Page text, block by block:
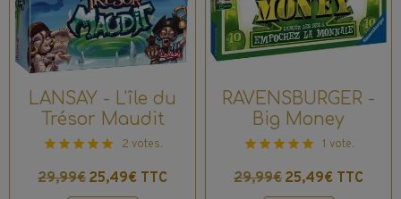
LANSAY - L'île du
Trésor Maudit
2 votes.
29,99€ 25,49€ TTC
RAVENSBURGER -
Big Money
1 vote.
29,99€ 25,49€ TTC